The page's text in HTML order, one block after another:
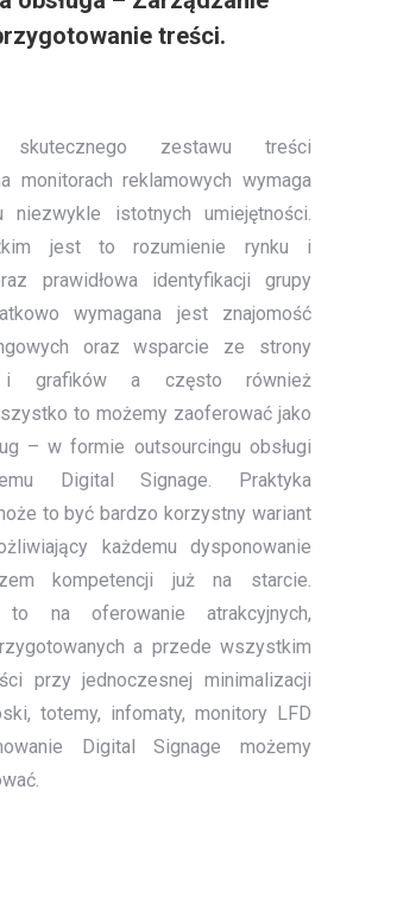
treści.
skutecznego zestawu treści
monitorach reklamowych wymaga
niezwykle istotnych umiejętności.
jest to rozumienie rynku i
prawidłowa identyfikacji grupy
wymagana jest znajomość
oraz wsparcie ze strony
i grafików a często również
to możemy zaoferować jako
– w formie outsourcingu obsługi
Digital Signage. Praktyka
to być bardzo korzystny wariant
każdemu dysponowanie
kompetencji już na starcie.
to na oferowanie atrakcyjnych,
a przede wszystkim
przy jednoczesnej minimalizacji
totemy, infomaty, monitory LFD
Digital Signage możemy